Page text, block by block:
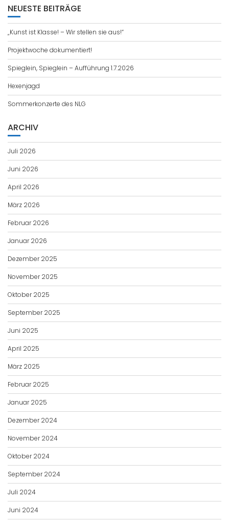
NEUESTE BEITRÄGE
„Kunst ist Klasse! – Wir stellen sie aus!“
Projektwoche dokumentiert!
Spieglein, Spieglein – Aufführung 1.7.2026
Hexenjagd
Sommerkonzerte des NLG
ARCHIV
Juli 2026
Juni 2026
April 2026
März 2026
Februar 2026
Januar 2026
Dezember 2025
November 2025
Oktober 2025
September 2025
Juni 2025
April 2025
März 2025
Februar 2025
Januar 2025
Dezember 2024
November 2024
Oktober 2024
September 2024
Juli 2024
Juni 2024